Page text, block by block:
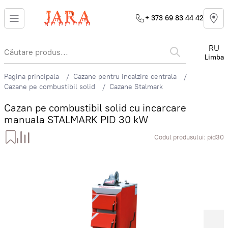
+ 373 69 83 44 42
RU
Limba
Pagina principala
Cazane pentru incalzire centrala
Cazane pe combustibil solid
Cazane Stalmark
Cazan pe combustibil solid cu incarcare
manuala STALMARK PID 30 kW
Codul produsului: pid30